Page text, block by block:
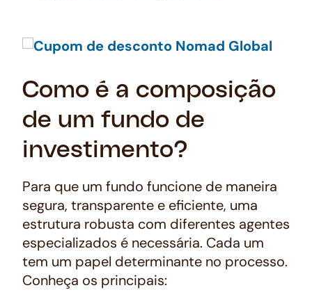
Como é a composição
de um fundo de
investimento?
Para que um fundo funcione de maneira
segura, transparente e eficiente, uma
estrutura robusta com diferentes agentes
especializados é necessária. Cada um
tem um papel determinante no processo.
Conheça os principais: